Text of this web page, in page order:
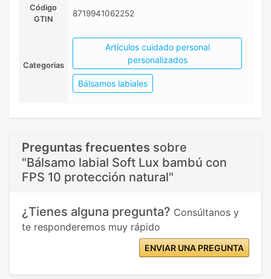
Código
GTIN
8719941062252
Categorias
Artículos cuidado personal
personalizados
Bálsamos labiales
Preguntas frecuentes sobre
"Bálsamo labial Soft Lux bambú con
FPS 10 protección natural"
¿Tienes alguna pregunta? Consúltanos y
te responderemos muy rápido
ENVIAR UNA PREGUNTA